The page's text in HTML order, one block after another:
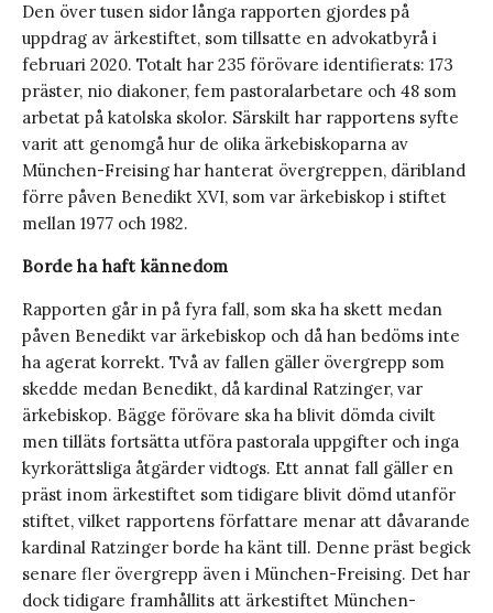
Den över tusen sidor långa rapporten gjordes på
uppdrag av ärkestiftet, som tillsatte en advokatbyrå i
februari 2020. Totalt har 235 förövare identifierats: 173
präster, nio diakoner, fem pastoralarbetare och 48 som
arbetat på katolska skolor. Särskilt har rapportens syfte
varit att genomgå hur de olika ärkebiskoparna av
München-Freising har hanterat övergreppen, däribland
förre påven Benedikt XVI, som var ärkebiskop i stiftet
mellan 1977 och 1982.
Borde ha haft kännedom
Rapporten går in på fyra fall, som ska ha skett medan
påven Benedikt var ärkebiskop och då han bedöms inte
ha agerat korrekt. Två av fallen gäller övergrepp som
skedde medan Benedikt, då kardinal Ratzinger, var
ärkebiskop. Bägge förövare ska ha blivit dömda civilt
men tilläts fortsätta utföra pastorala uppgifter och inga
kyrkorättsliga åtgärder vidtogs. Ett annat fall gäller en
präst inom ärkestiftet som tidigare blivit dömd utanför
stiftet, vilket rapportens författare menar att dåvarande
kardinal Ratzinger borde ha känt till. Denne präst begick
senare fler övergrepp även i München-Freising. Det har
dock tidigare framhållits att ärkestiftet München-